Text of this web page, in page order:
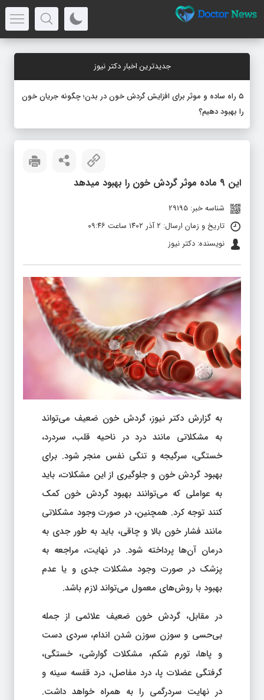
جدیدترین اخبار دکتر نیوز
۵ راه ساده و موثر برای افزایش گردش خون در بدن؛ چگونه جریان خون
را بهبود دهیم؟
این 9 ماده موثر گردش خون را بهبود میدهد
شناسه خبر: 29195
تاریخ و زمان ارسال: ۲ آذر ۱۴۰۲ ساعت ۰۹:۴۶
نویسنده: دکتر نیوز
به گزارش دکتر نیوز، گردش خون ضعیف می‌تواند
به مشکلاتی مانند درد در ناحیه قلب، سردرد،
خستگی، سرگیجه و تنگی نفس منجر شود. برای
بهبود گردش خون و جلوگیری از این مشکلات، باید
به عواملی که می‌توانند بهبود گردش خون کمک
کنند توجه کرد. همچنین، در صورت وجود مشکلاتی
مانند فشار خون بالا و چاقی، باید به طور جدی به
درمان آن‌ها پرداخته شود. در نهایت، مراجعه به
پزشک در صورت وجود مشکلات جدی و یا عدم
بهبود با روش‌های معمول می‌تواند لازم باشد.
در مقابل، گردش خون ضعیف علائمی از جمله
بی‌حسی و سوزن سوزن شدن اندام، سردی دست
و پاها، تورم شکم، مشکلات گوارشی، خستگی،
گرفتگی عضلات پا، درد مفاصل، درد قفسه سینه و
در نهایت سردرگمی را به همراه خواهد داشت.